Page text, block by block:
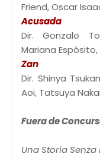
Friend, Oscar
Acusada
Dir. Gonzalo
Mariana
Zan
Dir. Shinya
Aoi, Tatsuya
Fuera de
Una Storia Senza